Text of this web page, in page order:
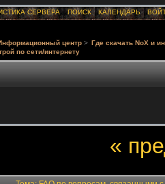
СЕРВЕРА ПОИСК КАЛЕНДАРЬ
центр > Где скачать NoX и
по сети/интернету
«